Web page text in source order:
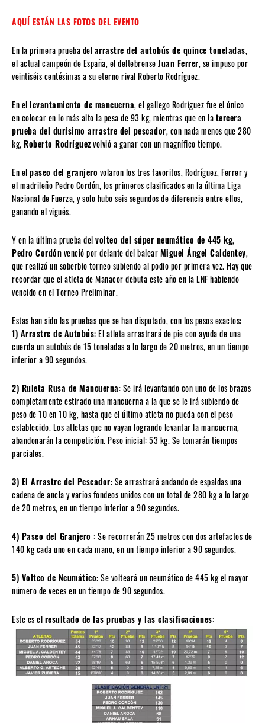
AQUÍ ESTÁN LAS FOTOS DEL EVENTO
En la primera prueba delarrastre del autobús de quince toneladas,
el actual campeón de España, el deltebrenseJuan Ferrer, se impuso por
veintiséis centésimas a su eterno rival Roberto Rodríguez.
En ellevantamiento de mancuerna, el gallego Rodríguez fue el único
en colocar en lo más alto la pesa de 93 kg, mientras que en latercera
prueba del durísimo arrastre del pescador, con nada menos que 280
kg, Roberto Rodríguezvolvió a ganar con un magnífico tiempo.
En elpaseo del granjero volaron los tres favoritos, Rodríguez, Ferrer y
el madrileño Pedro Cordón, los primeros clasificados en la última Liga
Nacional de Fuerza, y solo hubo seis segundos de diferencia entre ellos,
ganando el vigués.
Y en la última prueba delvolteo del súper neumático de 445 kg,
Pedro Cordónvenció por delante del balearMiguel Ángel Caldentey,
que realizó un soberbio torneo subiendo al podio por primera vez. Hay que
recordar que el atleta de Manacor debuta este año en la LNF habiendo
vencido en el Torneo Preliminar.
Estas han sido las pruebas que se han disputado, con los pesos exactos:
1) Arrastre de Autobús: El atleta arrastrará de pie con ayuda de una
cuerda un autobús de 15 toneladas a lo largo de 20 metros, en un tiempo
inferior a 90 segundos.
2) Ruleta Rusa de Mancuerna: Se irá levantando con uno de los brazos
completamente estirado una mancuerna a la que se le irá subiendo de
peso de 10 en 10 kg, hasta que el último atleta no pueda con el peso
establecido. Los atletas que no vayan logrando levantar la mancuerna,
abandonarán la competición. Peso inicial: 53 kg. Se tomarán tiempos
parciales.
3) El Arrastre del Pescador: Se arrastrará andando de espaldas una
cadena de ancla y varios fondeos unidos con un total de 280 kg a lo largo
de 20 metros, en un tiempo inferior a 90 segundos.
4) Paseo del Granjero : Se recorrerán 25 metros con dos artefactos de
140 kg cada uno en cada mano, en un tiempo inferior a 90 segundos.
5) Volteo de Neumático: Se volteará un neumático de 445 kg el mayor
número de veces en un tiempo de 90 segundos.
Este es elresultado de las pruebas y las clasificaciones: